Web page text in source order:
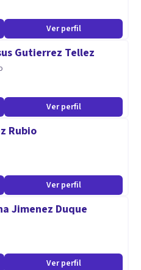
Capacidad
Amplia experiencia y
Ver perfil
Gutierrez Tellez
Ver perfil
Rubio
Ver perfil
Jimenez Duque
Ver perfil